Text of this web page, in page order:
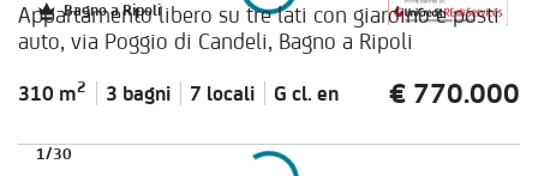
Bagno a Ripoli
Appartamento libero su tre lati con giardino e posti
auto, via Poggio di Candeli, Bagno a Ripoli
310 m2 3 bagni 7 locali G cl. en € 770.000
1/30